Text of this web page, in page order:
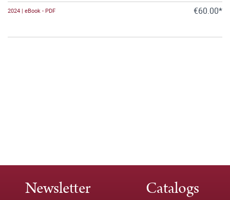
2024 | eBook - PDF €60.00*
Newsletter Catalogs